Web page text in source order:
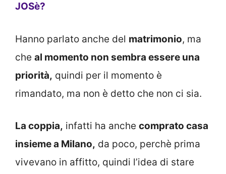
JOSè?
Hanno parlato anche del matrimonio, ma
che al momento non sembra essere una
priorità, quindi per il momento è
rimandato, ma non è detto che non ci sia.
La coppia, infatti ha anche comprato casa
insieme a Milano, da poco, perchè prima
vivevano in affitto, quindi l’idea di stare